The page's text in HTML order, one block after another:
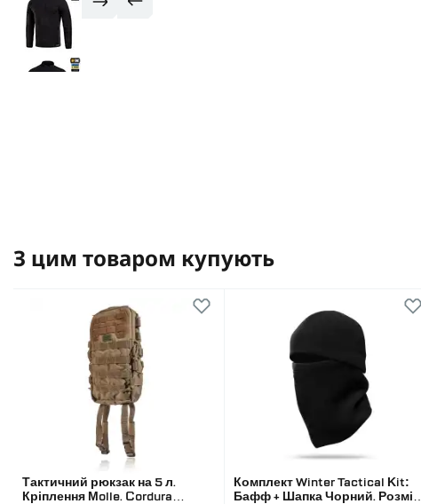
З цим товаром купують
Тактичний рюкзак на 5 л.
Кріплення Molle. Cordura
Комплект Winter Tactical Kit:
Бафф + Шапка Чорний. Розмір